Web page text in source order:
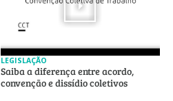
LEGISLAÇÃO
Saiba a diferença entre acordo,
convenção e dissídio coletivos